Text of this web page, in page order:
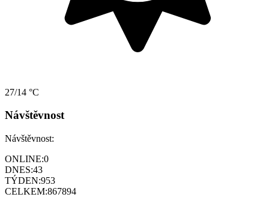
27/14 °C
Návštěvnost
Návštěvnost:
ONLINE:0
DNES:43
TÝDEN:953
CELKEM:867894